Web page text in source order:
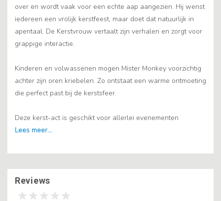
over en wordt vaak voor een echte aap aangezien. Hij wenst
iedereen een vrolijk kerstfeest, maar doet dat natuurlijk in
apentaal. De Kerstvrouw vertaalt zijn verhalen en zorgt voor
grappige interactie.
Kinderen en volwassenen mogen Mister Monkey voorzichtig
achter zijn oren kriebelen. Zo ontstaat een warme ontmoeting
die perfect past bij de kerstsfeer.
Deze kerst-act is geschikt voor allerlei evenementen
Reviews